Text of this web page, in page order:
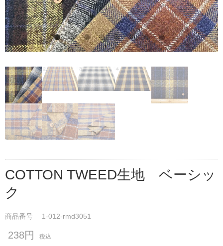
COTTON TWEED生地 ベーシッ
ク
商品番号 1-012-rmd3051
238円 税込